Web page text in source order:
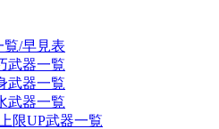
/早見表
武器一覧
武器一覧
武器一覧
限UP武器一覧